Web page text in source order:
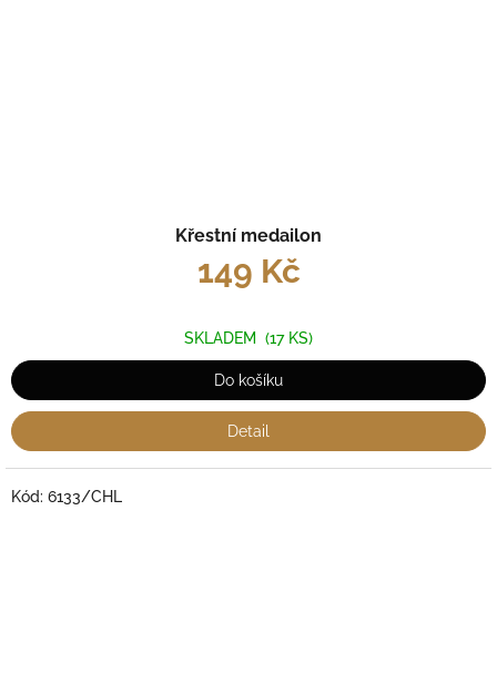
Křestní medailon
149 Kč
SKLADEM (17 KS)
Do košíku
Detail
Kód: 6133/CHL